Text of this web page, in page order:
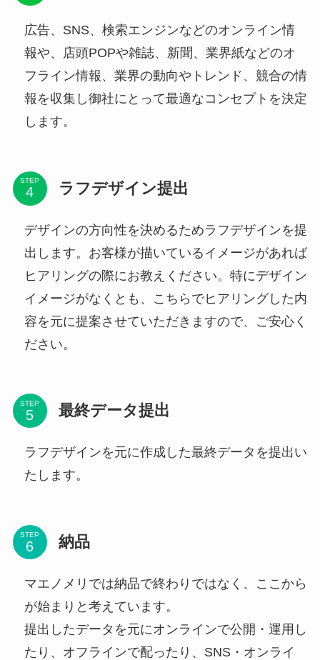
広告、SNS、検索エンジンなどのオンライン情
報や、店頭POPや雑誌、新聞、業界紙などのオ
フライン情報、業界の動向やトレンド、競合の情
報を収集し御社にとって最適なコンセプトを決定
します。
STEP ラフデザイン提出
デザインの方向性を決めるためラフデザインを提
出します。お客様が描いているイメージがあれば
ヒアリングの際にお教えください。特にデザイン
イメージがなくとも、こちらでヒアリングした内
容を元に提案させていただきますので、ご安心く
ださい。
STEP 最終データ提出
ラフデザインを元に作成した最終データを提出い
たします。
STEP 納品
マエノメリでは納品で終わりではなく、ここから
が始まりと考えています。
提出したデータを元にオンラインで公開・運用し
たり、オフラインで配ったり、SNS・オンライ